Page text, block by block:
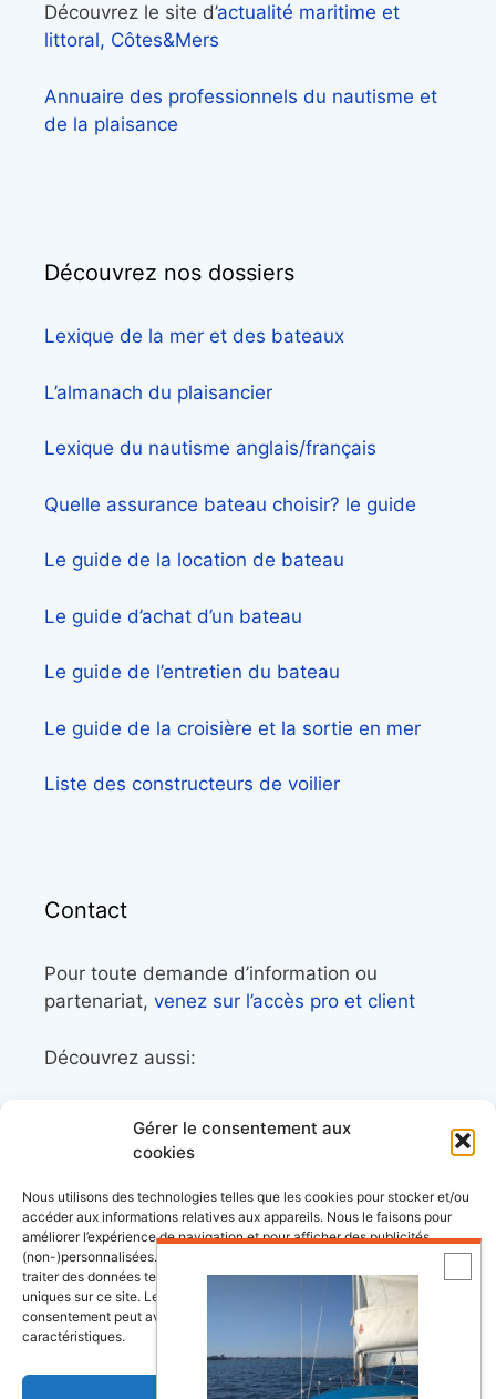
Gérer le consentement aux
cookies
Nous utilisons des technologies telles que les cookies pour stocker et/ou
accéder aux informations relatives aux appareils. Nous le faisons pour
améliorer l’expérience de navigation et pour afficher des publicités
(non-)personnalisées. Consentir à ces technologies nous autorisera à
traiter des données telles que le comportement de navigation ou les ID
uniques sur ce site. Le fait de ne pas consentir ou de retirer son
consentement peut avoir un effet négatif sur certaines fonctonnalités et
caractéristiques.
Découvrez le site d’actualité maritime et
littoral, Côtes&Mers
Annuaire des professionnels du nautisme et
de la plaisance
Découvrez nos dossiers
Lexique de la mer et des bateaux
L’almanach du plaisancier
Lexique du nautisme anglais/français
Quelle assurance bateau choisir? le guide
Le guide de la location de bateau
Le guide d’achat d’un bateau
Le guide de l’entretien du bateau
Le guide de la croisière et la sortie en mer
Liste des constructeurs de voilier
Contact
Pour toute demande d’information ou
partenariat, venez sur l’accès pro et client
Découvrez aussi:
librairie maritime
le trek et le raid nautique
BoatingAds, le site d’annonces bateaux
européen
Depositphotos